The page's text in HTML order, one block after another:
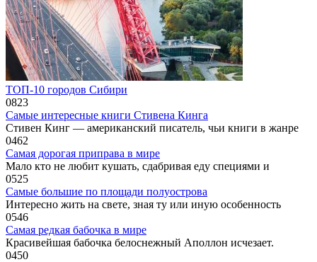
ТОП-10 городов Сибири
0823
Самые интересные книги Стивена Кинга
Стивен Кинг — американский писатель, чьи книги в жанре
0462
Самая дорогая приправа в мире
Мало кто не любит кушать, сдабривая еду специями и
0525
Самые большие по площади полуострова
Интересно жить на свете, зная ту или иную особенность
0546
Самая редкая бабочка в мире
Красивейшая бабочка белоснежный Аполлон исчезает.
0450